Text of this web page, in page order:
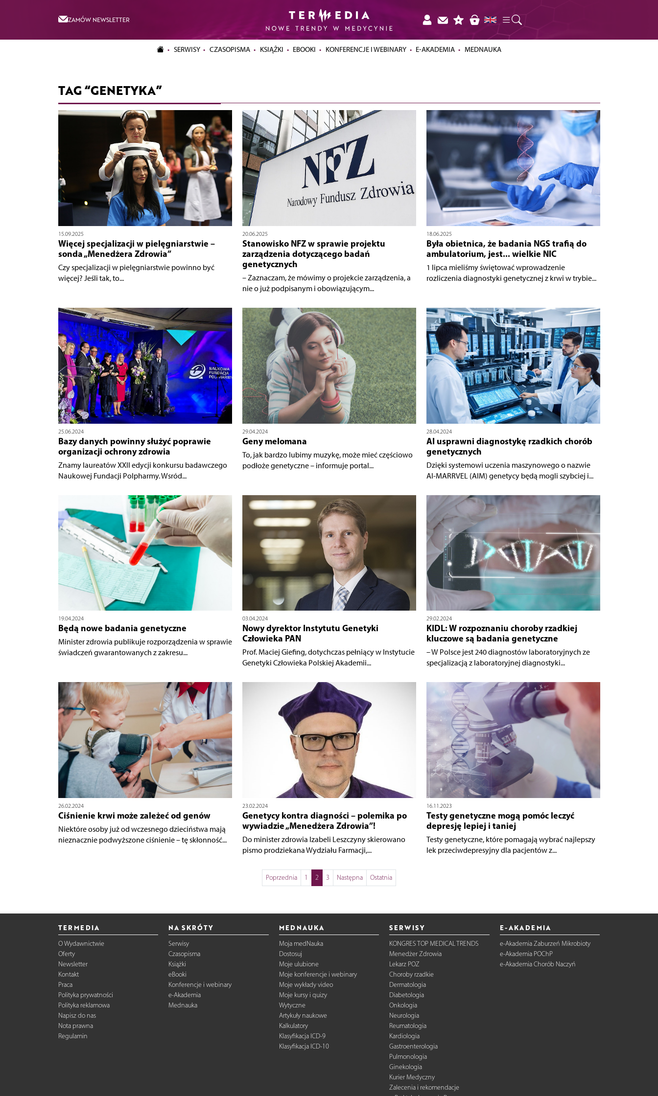
ZAMÓW NEWSLETTER
SERWISY CZASOPISMA KSIĄŻKI EBOOKI KONFERENCJE I WEBINARY E-AKADEMIA MEDNAUKA
TAG “GENETYKA”
15.09.2025
Więcej specjalizacji w pielęgniarstwie –
sonda „Menedżera Zdrowia”
Czy specjalizacji w pielęgniarstwie powinno być
więcej? Jeśli tak, to...
20.06.2025
Stanowisko NFZ w sprawie projektu
zarządzenia dotyczącego badań
genetycznych
– Zaznaczam, że mówimy o projekcie zarządzenia, a
nie o już podpisanym i obowiązującym...
18.06.2025
Była obietnica, że badania NGS trafią do
ambulatorium, jest... wielkie NIC
1 lipca mieliśmy świętować wprowadzenie
rozliczenia diagnostyki genetycznej z krwi w trybie...
25.06.2024
Bazy danych powinny służyć poprawie
organizacji ochrony zdrowia
Znamy laureatów XXII edycji konkursu badawczego
Naukowej Fundacji Polpharmy. Wsród...
29.04.2024
Geny melomana
To, jak bardzo lubimy muzykę, może mieć częściowo
podłoże genetyczne – informuje portal...
28.04.2024
AI usprawni diagnostykę rzadkich chorób
genetycznych
Dzięki systemowi uczenia maszynowego o nazwie
AI-MARRVEL (AIM) genetycy będą mogli szybciej i...
19.04.2024
Będą nowe badania genetyczne
Minister zdrowia publikuje rozporządzenia w sprawie
świadczeń gwarantowanych z zakresu...
03.04.2024
Nowy dyrektor Instytutu Genetyki
Człowieka PAN
Prof. Maciej Giefing, dotychczas pełniący w Instytucie
Genetyki Człowieka Polskiej Akademii...
29.02.2024
KIDL: W rozpoznaniu choroby rzadkiej
kluczowe są badania genetyczne
– W Polsce jest 240 diagnostów laboratoryjnych ze
specjalizacją z laboratoryjnej diagnostyki...
26.02.2024
Ciśnienie krwi może zależeć od genów
Niektóre osoby już od wczesnego dzieciństwa mają
nieznacznie podwyższone ciśnienie – tę skłonność...
23.02.2024
Genetycy kontra diagności – polemika po
wywiadzie „Menedżera Zdrowia”!
Do minister zdrowia Izabeli Leszczyny skierowano
pismo prodziekana Wydziału Farmacji,...
16.11.2023
Testy genetyczne mogą pomóc leczyć
depresję lepiej i taniej
Testy genetyczne, które pomagają wybrać najlepszy
lek przeciwdepresyjny dla pacjentów z...
Poprzednia 1 2 3 Następna Ostatnia
TERMEDIA
O Wydawnictwie
Oferty
Newsletter
Kontakt
Praca
Polityka prywatności
Polityka reklamowa
Napisz do nas
Nota prawna
Regulamin
NA SKRÓTY
Serwisy
Czasopisma
Książki
eBooki
Konferencje i webinary
e-Akademia
Mednauka
MEDNAUKA
Moja medNauka
Dostosuj
Moje ulubione
Moje konferencje i webinary
Moje wykłady video
Moje kursy i quizy
Wytyczne
Artykuły naukowe
Kalkulatory
Klasyfikacja ICD-9
Klasyfikacja ICD-10
SERWISY
KONGRES TOP MEDICAL TRENDS
Menedżer Zdrowia
Lekarz POZ
Choroby rzadkie
Dermatologia
Diabetologia
Onkologia
Neurologia
Reumatologia
Kardiologia
Gastroenterologia
Pulmonologia
Ginekologia
Kurier Medyczny
Zalecenia i rekomendacje
E-AKADEMIA
e-Akademia Zaburzeń Mikrobioty
e-Akademia POChP
e-Akademia Chorób Naczyń